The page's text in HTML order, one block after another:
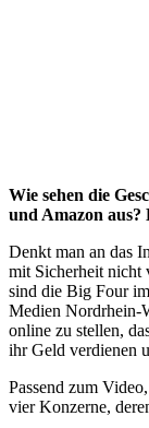
Wie sehen die
und Amazon
Denkt man an das
mit Sicherheit nicht
sind die Big Four
Medien Nordrhein-
online zu stellen,
ihr Geld verdienen
Passend zum
vier Konzerne,